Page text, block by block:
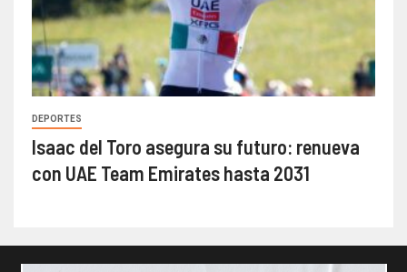
DEPORTES
Isaac del Toro asegura su futuro: renueva
con UAE Team Emirates hasta 2031